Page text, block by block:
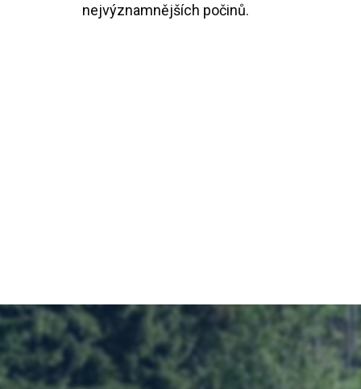
nejvýznamnějších počinů.